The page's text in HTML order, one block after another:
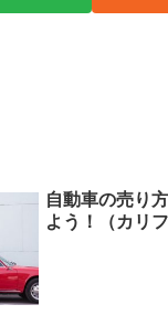
自動車の売り
よう！（カリ